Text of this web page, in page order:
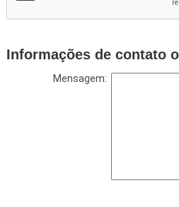
Informações de contato
Mensagem: